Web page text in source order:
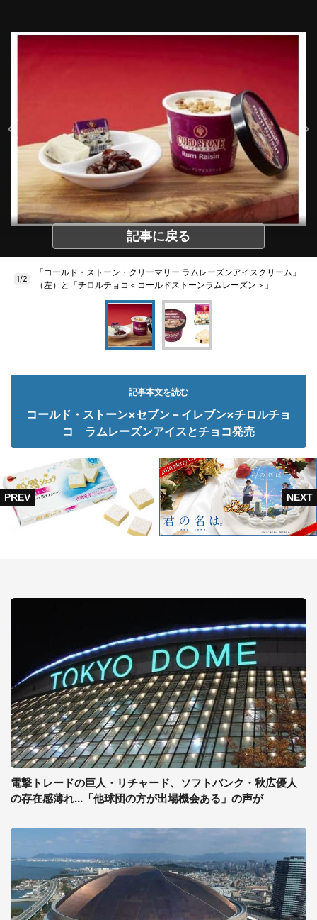
記事に戻る
1/2
「コールド・ストーン・クリーマリー ラムレーズンアイスクリーム」
（左）と「チロルチョコ＜コールドストーンラムレーズン＞」
記事本文を読む
コールド・ストーン×セブン－イレブン×チロルチョ
コ ラムレーズンアイスとチョコ発売
電撃トレードの巨人・リチャード、ソフトバンク・秋広優人
の存在感薄れ...「他球団の方が出場機会ある」の声が